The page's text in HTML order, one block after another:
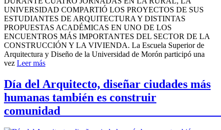
UNIVERSIDAD COMPARTIÓ LOS PROYECTOS DE SUS
ESTUDIANTES DE ARQUITECTURA Y DISTINTAS
PROPUESTAS ACADÉMICAS EN UNO DE LOS
ENCUENTROS MÁS IMPORTANTES DEL SECTOR DE LA
CONSTRUCCIÓN Y LA VIVIENDA. La Escuela Superior de
Arquitectura y Diseño de la Universidad de Morón participó una
vez Leer más
Día del Arquitecto, diseñar ciudades más
humanas también es construir